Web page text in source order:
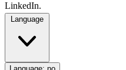
LinkedIn.